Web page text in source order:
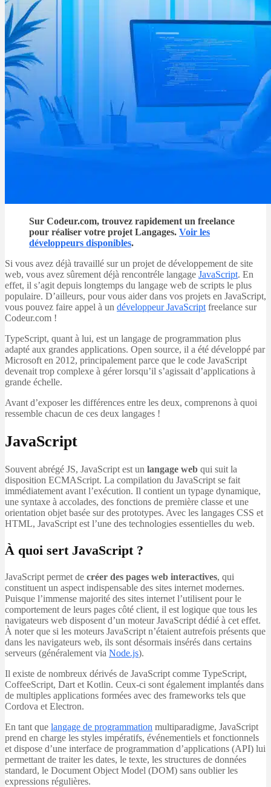
Sur Codeur.com, trouvez rapidement un freelance
pour réaliser votre projet Langages. Voir les
développeurs disponibles.
Si vous avez déjà travaillé sur un projet de développement de site
web, vous avez sûrement déjà rencontréle langage JavaScript. En
effet, il s’agit depuis longtemps du langage web de scripts le plus
populaire. D’ailleurs, pour vous aider dans vos projets en JavaScript,
vous pouvez faire appel à un développeur JavaScript freelance sur
Codeur.com !
TypeScript, quant à lui, est un langage de programmation plus
adapté aux grandes applications. Open source, il a été développé par
Microsoft en 2012, principalement parce que le code JavaScript
devenait trop complexe à gérer lorsqu’il s’agissait d’applications à
grande échelle.
Avant d’exposer les différences entre les deux, comprenons à quoi
ressemble chacun de ces deux langages !
JavaScript
Souvent abrégé JS, JavaScript est un langage web qui suit la
disposition ECMAScript. La compilation du JavaScript se fait
immédiatement avant l’exécution. Il contient un typage dynamique,
une syntaxe à accolades, des fonctions de première classe et une
orientation objet basée sur des prototypes. Avec les langages CSS et
HTML, JavaScript est l’une des technologies essentielles du web.
À quoi sert JavaScript ?
JavaScript permet de créer des pages web interactives, qui
constituent un aspect indispensable des sites internet modernes.
Puisque l’immense majorité des sites internet l’utilisent pour le
comportement de leurs pages côté client, il est logique que tous les
navigateurs web disposent d’un moteur JavaScript dédié à cet effet.
À noter que si les moteurs JavaScript n’étaient autrefois présents que
dans les navigateurs web, ils sont désormais insérés dans certains
serveurs (généralement via Node.js).
Il existe de nombreux dérivés de JavaScript comme TypeScript,
CoffeeScript, Dart et Kotlin. Ceux-ci sont également implantés dans
de multiples applications formées avec des frameworks tels que
Cordova et Electron.
En tant que langage de programmation multiparadigme, JavaScript
prend en charge les styles impératifs, événementiels et fonctionnels
et dispose d’une interface de programmation d’applications (API) lui
permettant de traiter les dates, le texte, les structures de données
standard, le Document Object Model (DOM) sans oublier les
expressions régulières.